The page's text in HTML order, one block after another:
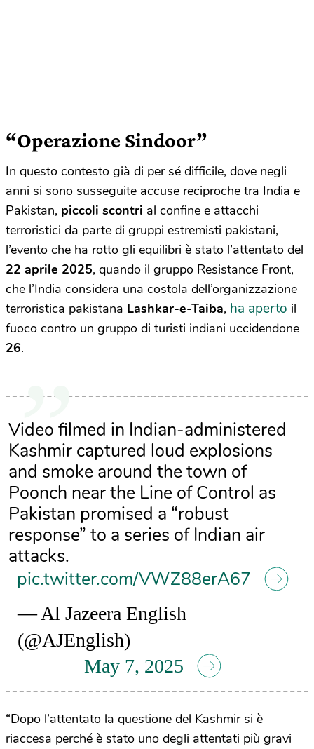
“Operazione Sindoor”
In questo contesto già di per sé difficile, dove negli
anni si sono susseguite accuse reciproche tra India e
Pakistan, piccoli scontri al confine e attacchi
terroristici da parte di gruppi estremisti pakistani,
l’evento che ha rotto gli equilibri è stato l’attentato del
22 aprile 2025, quando il gruppo Resistance Front,
che l’India considera una costola dell’organizzazione
terroristica pakistana Lashkar-e-Taiba, ha aperto il
fuoco contro un gruppo di turisti indiani uccidendone
26.
Video filmed in Indian-administered
Kashmir captured loud explosions
and smoke around the town of
Poonch near the Line of Control as
Pakistan promised a “robust
response” to a series of Indian air
attacks.
pic.twitter.com/VWZ88erA67
— Al Jazeera English
(@AJEnglish)
May 7, 2025
“Dopo l’attentato la questione del Kashmir si è
riaccesa perché è stato uno degli attentati più gravi